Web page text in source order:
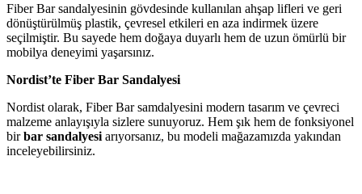
Fiber Bar sandalyesinin gövdesinde kullanılan ahşap lifleri ve geri
dönüştürülmüş plastik, çevresel etkileri en aza indirmek üzere
seçilmiştir. Bu sayede hem doğaya duyarlı hem de uzun ömürlü bir
mobilya deneyimi yaşarsınız.
Nordist’te Fiber Bar Sandalyesi
Nordist olarak, Fiber Bar samdalyesini modern tasarım ve çevreci
malzeme anlayışıyla sizlere sunuyoruz. Hem şık hem de fonksiyonel
birbar sandalyesi arıyorsanız, bu modeli mağazamızda yakından
inceleyebilirsiniz.